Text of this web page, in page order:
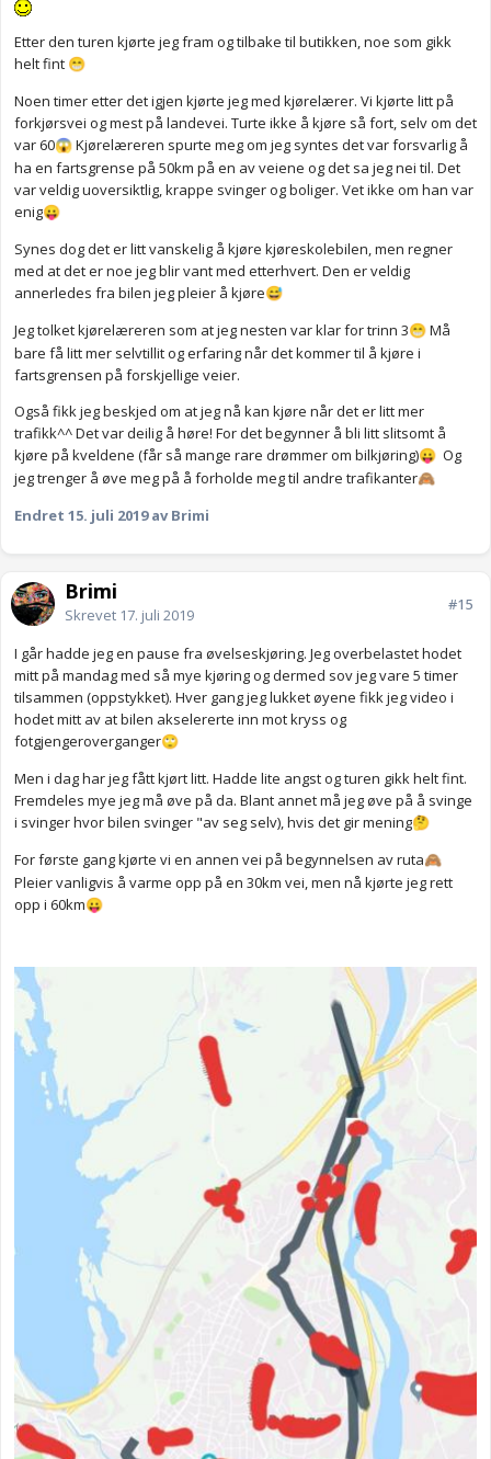
Etter den turen kjørte jeg fram og tilbake til butikken, noe som gikk
helt fint 😁
Noen timer etter det igjen kjørte jeg med kjørelærer. Vi kjørte litt på
forkjørsvei og mest på landevei. Turte ikke å kjøre så fort, selv om det
var 60😱 Kjørelæreren spurte meg om jeg syntes det var forsvarlig å
ha en fartsgrense på 50km på en av veiene og det sa jeg nei til. Det
var veldig uoversiktlig, krappe svinger og boliger. Vet ikke om han var
enig😛
Synes dog det er litt vanskelig å kjøre kjøreskolebilen, men regner
med at det er noe jeg blir vant med etterhvert. Den er veldig
annerledes fra bilen jeg pleier å kjøre😅
Jeg tolket kjørelæreren som at jeg nesten var klar for trinn 3😁 Må
bare få litt mer selvtillit og erfaring når det kommer til å kjøre i
fartsgrensen på forskjellige veier.
Også fikk jeg beskjed om at jeg nå kan kjøre når det er litt mer
trafikk^^ Det var deilig å høre! For det begynner å bli litt slitsomt å
kjøre på kveldene (får så mange rare drømmer om bilkjøring)😛 Og
jeg trenger å øve meg på å forholde meg til andre trafikanter🙈
Endret 15. juli 2019av Brimi
Brimi
Skrevet 17. juli 2019
#15
I går hadde jeg en pause fra øvelseskjøring. Jeg overbelastet hodet
mitt på mandag med så mye kjøring og dermed sov jeg vare 5 timer
tilsammen (oppstykket). Hver gang jeg lukket øyene fikk jeg video i
hodet mitt av at bilen akselererte inn mot kryss og
fotgjengeroverganger🙄
Men i dag har jeg fått kjørt litt. Hadde lite angst og turen gikk helt fint.
Fremdeles mye jeg må øve på da. Blant annet må jeg øve på å svinge
i svinger hvor bilen svinger "av seg selv), hvis det gir mening🤔
For første gang kjørte vi en annen vei på begynnelsen av ruta🙈
Pleier vanligvis å varme opp på en 30km vei, men nå kjørte jeg rett
opp i 60km😛